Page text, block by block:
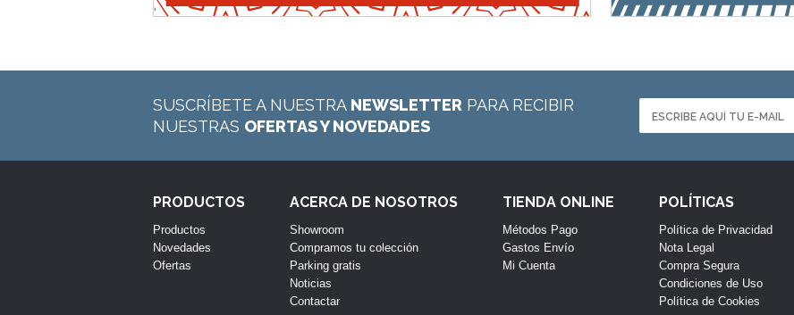
SUSCRÍBETE A NUESTRA NEWSLETTER PARA RECIBIR
NUESTRAS OFERTAS Y NOVEDADES
PRODUCTOS
Productos
Novedades
Ofertas
ACERCA DE NOSOTROS
Showroom
Compramos tu colección
Parking gratis
Noticias
Contactar
TIENDA ONLINE
Métodos Pago
Gastos Envío
Mi Cuenta
POLÍTICAS
Política de Privacidad
Nota Legal
Compra Segura
Condiciones de Uso
Política de Cookies